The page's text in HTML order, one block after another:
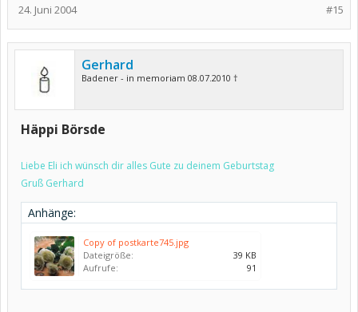
#15
24. Juni 2004
Gerhard
Badener - in memoriam 08.07.2010 †
Häppi Börsde
Liebe Eli ich wünsch dir alles Gute zu deinem Geburtstag
Gruß Gerhard
Anhänge:
Copy of postkarte745.jpg
Dateigröße:
39 KB
Aufrufe:
91